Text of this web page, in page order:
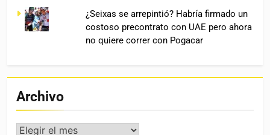
¿Seixas se arrepintió? Habría firmado un
costoso precontrato con UAE pero ahora
no quiere correr con Pogacar
Archivo
Archivo